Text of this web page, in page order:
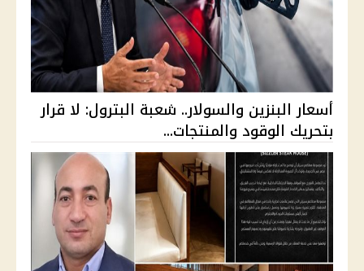
أسعار البنزين والسولار.. شعبة البترول: لا قرار
بتحريك الوقود والمنتجات...